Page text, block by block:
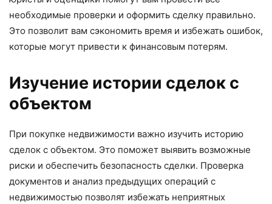
необходимые проверки и оформить сделку правильно.
Это позволит вам сэкономить время и избежать ошибок,
которые могут привести к финансовым потерям.
Изучение истории сделок с
объектом
При покупке недвижимости важно изучить историю
сделок с объектом. Это поможет выявить возможные
риски и обеспечить безопасность сделки. Проверка
документов и анализ предыдущих операций с
недвижимостью позволят избежать неприятных